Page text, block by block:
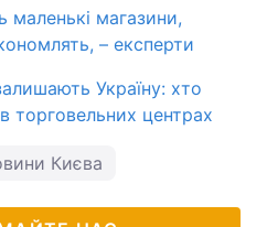
маленькі магазини,
– експерти
Україну: хто
торговельних центрах
Києва